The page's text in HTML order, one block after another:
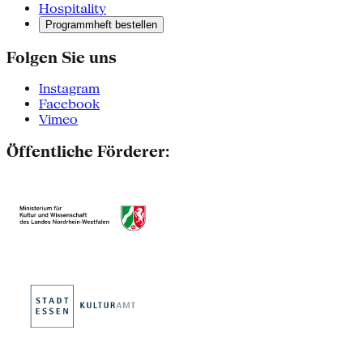
Hospitality
Programmheft bestellen
Folgen Sie uns
Instagram
Facebook
Vimeo
Öffentliche Förderer: